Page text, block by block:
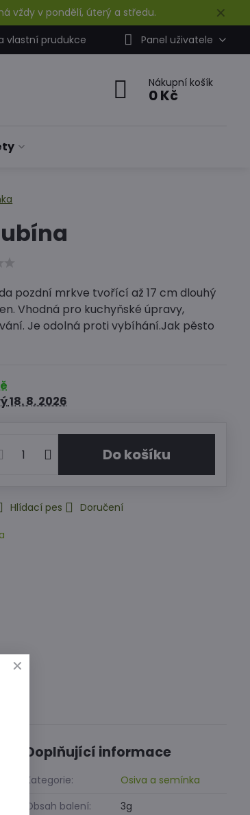
✕
vždy v pondělí, úterý a středu.
vlastní prudukce Panel uživatele
Nákupní košík
0 Kč
pozdní mrkve tvořící až 17 cm dlouhý
Vhodná pro kuchyňské úpravy,
Je odolná proti vybíhání.Jak pěsto
18. 8. 2026
Do košíku
Hlídací pes
Doručení
Doplňující informace
Kategorie:
Osiva a semínka
Obsah balení:
3g